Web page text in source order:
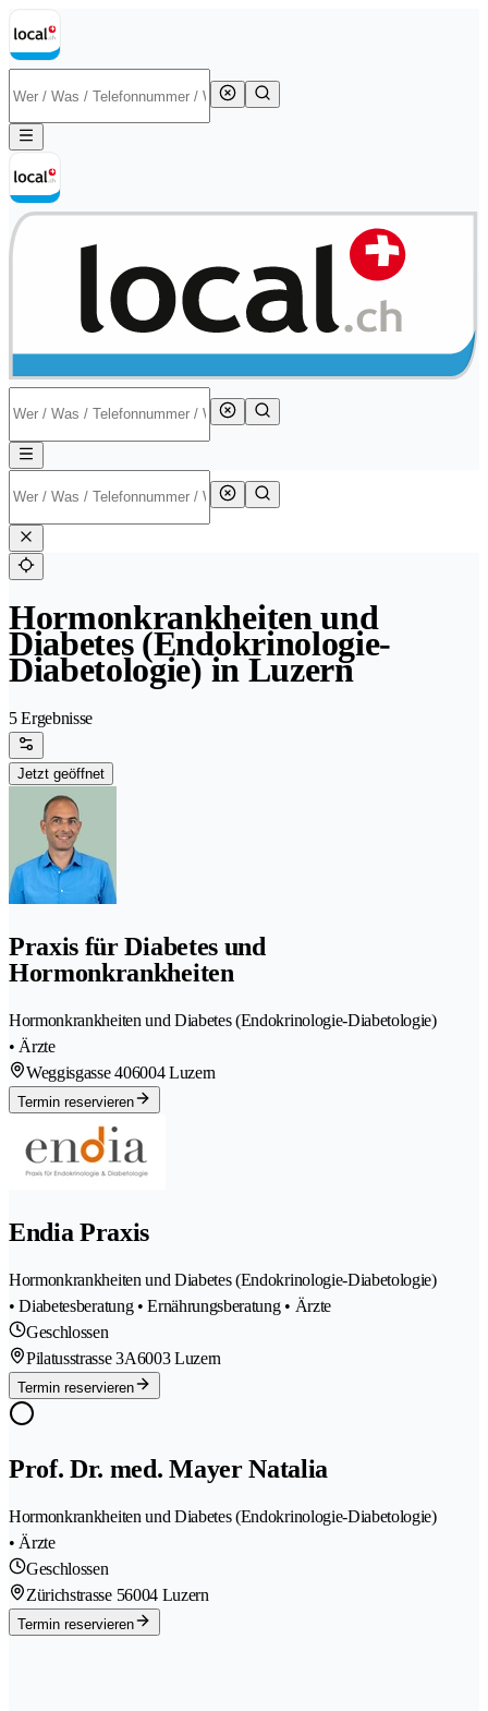
Hormonkrankheiten und
Diabetes (Endokrinologie-
Diabetologie) in Luzern
5 Ergebnisse
Jetzt geöffnet
Praxis für Diabetes und
Hormonkrankheiten
Hormonkrankheiten und Diabetes (Endokrinologie-Diabetologie)
• Ärzte
Weggisgasse 406004 Luzern
Termin reservieren
Endia Praxis
Hormonkrankheiten und Diabetes (Endokrinologie-Diabetologie)
• Diabetesberatung • Ernährungsberatung • Ärzte
Geschlossen
Pilatusstrasse 3A6003 Luzern
Termin reservieren
Prof. Dr. med. Mayer Natalia
Hormonkrankheiten und Diabetes (Endokrinologie-Diabetologie)
• Ärzte
Geschlossen
Zürichstrasse 56004 Luzern
Termin reservieren